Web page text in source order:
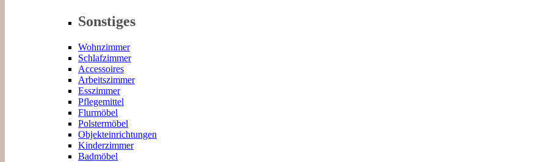
Sonstiges
Wohnzimmer
Schlafzimmer
Accessoires
Arbeitszimmer
Esszimmer
Pflegemittel
Flurmöbel
Polstermöbel
Objekteinrichtungen
Kinderzimmer
Badmöbel